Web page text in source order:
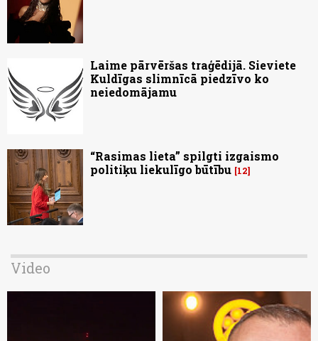
Laime pārvēršas traģēdijā. Sieviete
Kuldīgas slimnīcā piedzīvo ko
neiedomājamu
“Rasimas lieta” spilgti izgaismo
politiķu liekulīgo būtību 12
Video